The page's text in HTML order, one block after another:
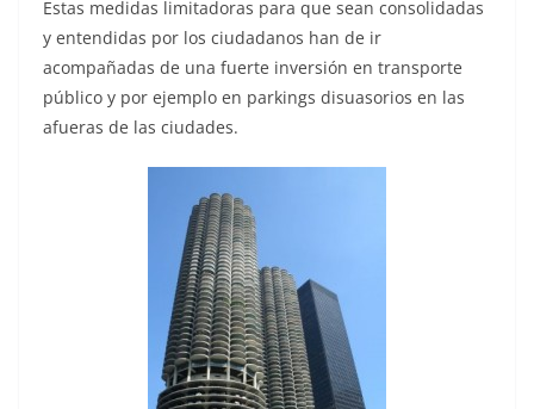
Estas medidas limitadoras para que sean consolidadas
y entendidas por los ciudadanos han de ir
acompañadas de una fuerte inversión en transporte
público y por ejemplo en parkings disuasorios en las
afueras de las ciudades.